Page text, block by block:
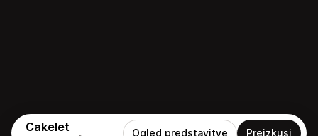
Cakelet Ogled predstavitve Preizkusi